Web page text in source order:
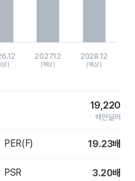
상)
2027.12
(예상)
2028.12
(예상)
19,220
백만달러
PER(F) 19.23배
PSR 3.20배